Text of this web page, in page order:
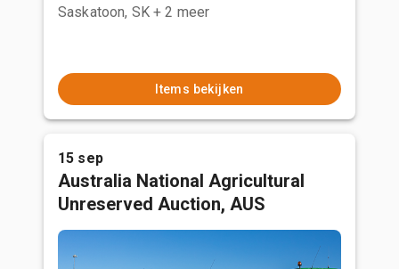
Saskatoon, SK + 2 meer
Items bekijken
15 sep
Australia National Agricultural
Unreserved Auction, AUS